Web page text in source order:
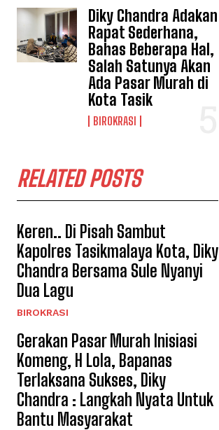
Diky Chandra Adakan
Rapat Sederhana,
Bahas Beberapa Hal,
Salah Satunya Akan
Ada Pasar Murah di
Kota Tasik
BIROKRASI
RELATED POSTS
Keren.. Di Pisah Sambut
Kapolres Tasikmalaya Kota, Diky
Chandra Bersama Sule Nyanyi
Dua Lagu
BIROKRASI
Gerakan Pasar Murah Inisiasi
Komeng, H Lola, Bapanas
Terlaksana Sukses, Diky
Chandra : Langkah Nyata Untuk
Bantu Masyarakat